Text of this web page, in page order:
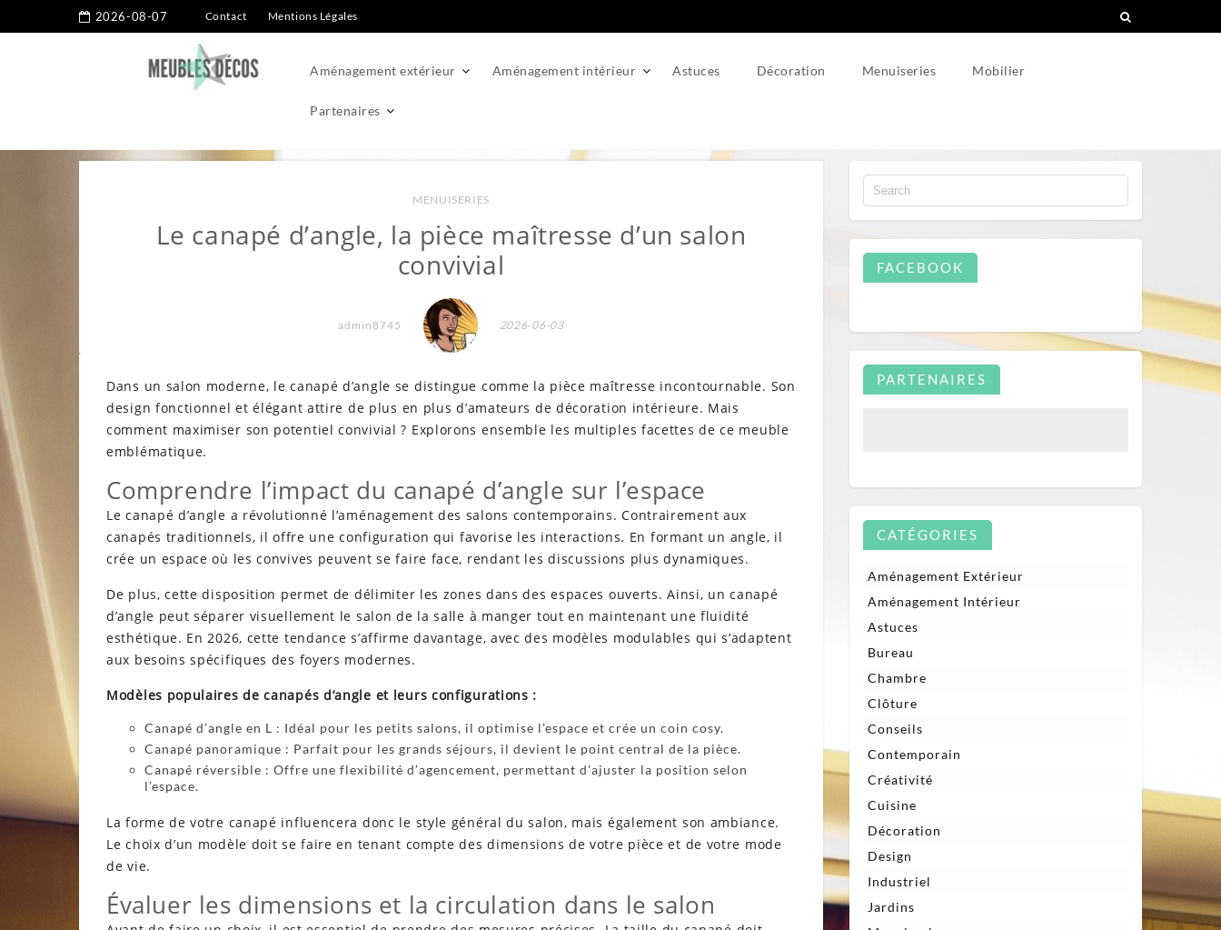
2026-08-07 Contact Mentions Légales
Aménagement extérieur Aménagement intérieur Astuces Décoration Menuiseries Mobilier
Partenaires
MENUISERIES
Le canapé d’angle, la pièce maîtresse d’un salon
convivial
admin8745 2026-06-03
Dans un salon moderne, le canapé d’angle se distingue comme la pièce maîtresse incontournable. Son
design fonctionnel et élégant attire de plus en plus d’amateurs de décoration intérieure. Mais
comment maximiser son potentiel convivial ? Explorons ensemble les multiples facettes de ce meuble
emblématique.
Comprendre l’impact du canapé d’angle sur l’espace
Le canapé d’angle a révolutionné l’aménagement des salons contemporains. Contrairement aux
canapés traditionnels, il offre une configuration qui favorise les interactions. En formant un angle, il
crée un espace où les convives peuvent se faire face, rendant les discussions plus dynamiques.
De plus, cette disposition permet de délimiter les zones dans des espaces ouverts. Ainsi, un canapé
d’angle peut séparer visuellement le salon de la salle à manger tout en maintenant une fluidité
esthétique. En 2026, cette tendance s’affirme davantage, avec des modèles modulables qui s’adaptent
aux besoins spécifiques des foyers modernes.
Modèles populaires de canapés d’angle et leurs configurations :
Canapé d’angle en L : Idéal pour les petits salons, il optimise l’espace et crée un coin cosy.
Canapé panoramique : Parfait pour les grands séjours, il devient le point central de la pièce.
Canapé réversible : Offre une flexibilité d’agencement, permettant d’ajuster la position selon
l’espace.
La forme de votre canapé influencera donc le style général du salon, mais également son ambiance.
Le choix d’un modèle doit se faire en tenant compte des dimensions de votre pièce et de votre mode
de vie.
Évaluer les dimensions et la circulation dans le salon
FACEBOOK
PARTENAIRES
CATÉGORIES
Aménagement Extérieur
Aménagement Intérieur
Astuces
Bureau
Chambre
Clôture
Conseils
Contemporain
Créativité
Cuisine
Décoration
Design
Industriel
Jardins